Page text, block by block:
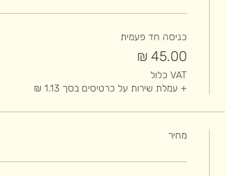
כניסה חד פעמית
VAT כלול
+ עמלת שירות על כרטיסים בסך ‏1.13 ‏₪
מחיר